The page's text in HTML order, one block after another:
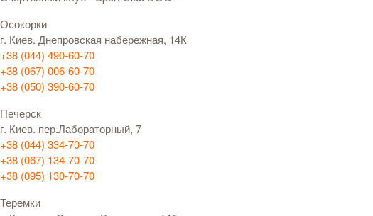
Осокорки
г. Киев. Днепровская набережная, 14К
+38 (044) 490-60-70
+38 (067) 006-60-70
+38 (050) 390-60-70
Печерск
г. Киев. пер.Лабораторный, 7
+38 (044) 334-70-70
+38 (067) 134-70-70
+38 (095) 130-70-70
Теремки